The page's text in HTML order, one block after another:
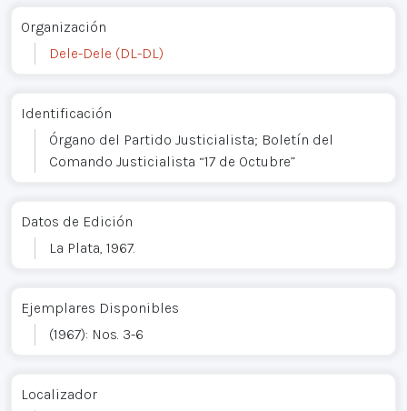
Organización
Dele-Dele (DL-DL)
Identificación
Órgano del Partido Justicialista; Boletín del
Comando Justicialista “17 de Octubre”
Datos de Edición
La Plata, 1967.
Ejemplares Disponibles
(1967): Nos. 3-6
Localizador